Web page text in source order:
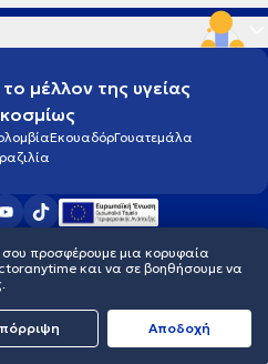
μέλλον της υγείας
ΕκουαδόρΓουατεμάλα
προσωπικού απορρήτου
προσφέρουμε μια κορυφαία
και να σε βοηθήσουμε να
Aποδοχή